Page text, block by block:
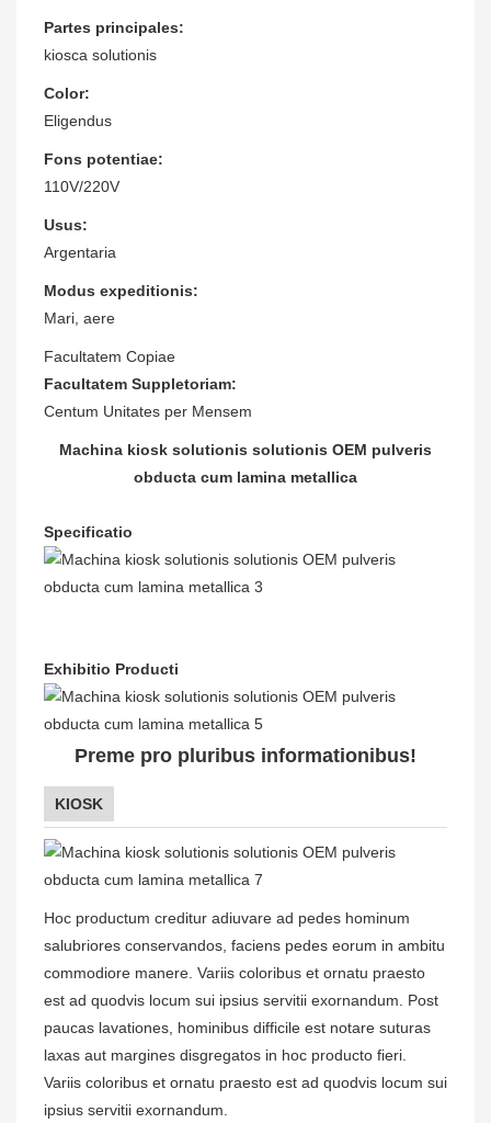
Partes principales:
kiosca solutionis
Color:
Eligendus
Fons potentiae:
110V/220V
Usus:
Argentaria
Modus expeditionis:
Mari, aere
Facultatem Copiae
Facultatem Suppletoriam:
Centum Unitates per Mensem
Machina kiosk solutionis solutionis OEM pulveris
obducta cum lamina metallica
Specificatio
Exhibitio Producti
Preme pro pluribus informationibus!
KIOSK
Hoc productum creditur adiuvare ad pedes hominum
salubriores conservandos, faciens pedes eorum in ambitu
commodiore manere. Variis coloribus et ornatu praesto
est ad quodvis locum sui ipsius servitii exornandum. Post
paucas lavationes, hominibus difficile est notare suturas
laxas aut margines disgregatos in hoc producto fieri.
Variis coloribus et ornatu praesto est ad quodvis locum sui
ipsius servitii exornandum.